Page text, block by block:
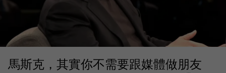
馬斯克，其實你不需要跟媒體做朋友